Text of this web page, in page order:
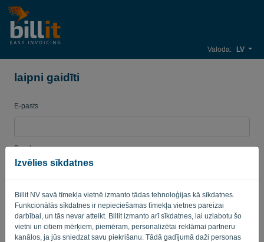
Izvēlies sīkdatnes
Billit NV savā tīmekļa vietnē izmanto tādas tehnoloģijas kā sīkdatnes.
Funkcionālās sīkdatnes ir nepieciešamas tīmekļa vietnes pareizai
darbībai, un tās nevar atteikt. Billit izmanto arī sīkdatnes, lai uzlabotu šo
vietni un citiem mērķiem, piemēram, personalizētai reklāmai partneru
kanālos, ja jūs sniedzat savu piekrišanu. Tādā gadījumā daži personas
Valoda: LV
laipni gaidīti
E-pasts
Parole
Atgādināt Aizmirsta parole?
PIERAKSTĪTIES